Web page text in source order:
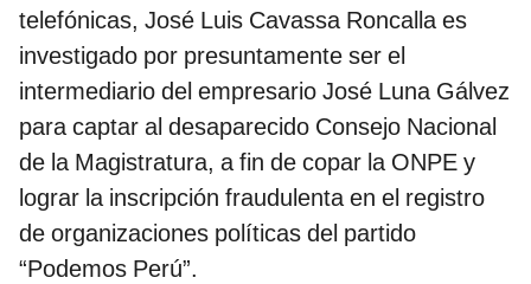
telefónicas, José Luis Cavassa Roncalla es
investigado por presuntamente ser el
intermediario del empresario José Luna Gálvez
para captar al desaparecido Consejo Nacional
de la Magistratura, a fin de copar la ONPE y
lograr la inscripción fraudulenta en el registro
de organizaciones políticas del partido
“Podemos Perú”.